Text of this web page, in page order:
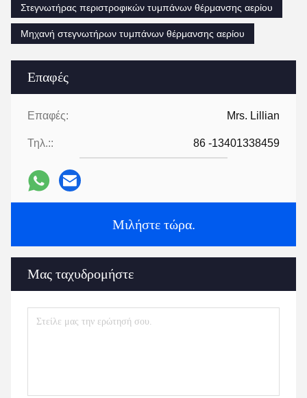
Επαφές
Επαφές: Mrs. Lillian
Τηλ.:: 86 -13401338459
Μιλήστε τώρα.
Μας ταχυδρομήστε
Στεγνωτήρας περιστροφικών τυμπάνων θέρμανσης αερίου
Μηχανή στεγνωτήρων τυμπάνων θέρμανσης αερίου